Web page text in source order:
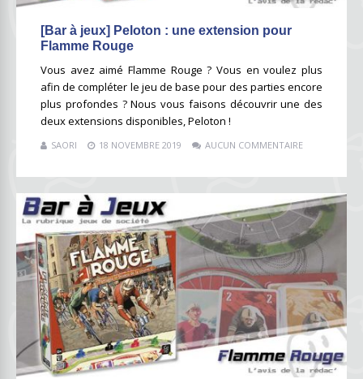
[Bar à jeux] Peloton : une extension pour
Flamme Rouge
Vous avez aimé Flamme Rouge ? Vous en voulez plus
afin de compléter le jeu de base pour des parties encore
plus profondes ? Nous vous faisons découvrir une des
deux extensions disponibles, Peloton !
SAORI 18 NOVEMBRE 2019 AUCUN COMMENTAIRE